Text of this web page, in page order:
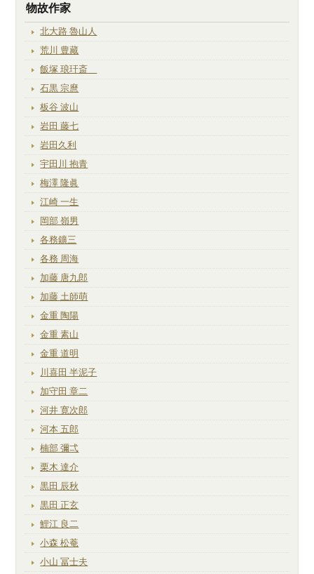
物故作家
北大路 魯山人
荒川 豊藏
飯塚 琅玕斎
石黒 宗麿
板谷 波山
岩田 藤七
岩田久利
宇田川 抱青
梅澤 隆眞
江崎 一生
岡部 嶺男
各務鑛三
各務 周海
加藤 唐九郎
加藤 土師萌
金重 陶陽
金重 素山
金重 道明
川喜田 半泥子
加守田 章二
河井 寛次郎
河本 五郎
楠部 彌弌
栗木 達介
黒田 辰秋
黒田 正玄
鯉江 良二
小森 松菴
小山 冨士夫